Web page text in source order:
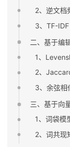
2、逆文档
3、TF-IDF
二、基于编
1、
2、
3、余弦相
三、基于向
1、词袋模
2、词共现